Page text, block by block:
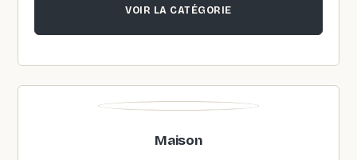
VOIR LA CATÉGORIE
Maison